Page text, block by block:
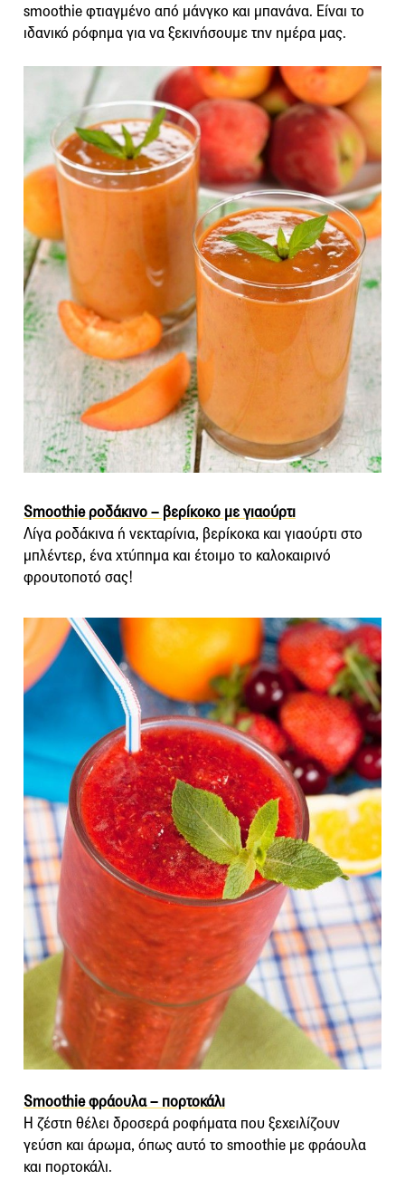
smoothie φτιαγμένο από μάνγκο και μπανάνα. Είναι το
ιδανικό ρόφημα για να ξεκινήσουμε την ημέρα μας.
Smoothie ροδάκινο – βερίκοκο με γιαούρτι
Λίγα ροδάκινα ή νεκταρίνια, βερίκοκα και γιαούρτι στο
μπλέντερ, ένα χτύπημα και έτοιμο το καλοκαιρινό
φρουτοποτό σας!
Smoothie φράουλα – πορτοκάλι
Η ζέστη θέλει δροσερά ροφήματα που ξεχειλίζουν
γεύση και άρωμα, όπως αυτό το smoothie με φράουλα
και πορτοκάλι.